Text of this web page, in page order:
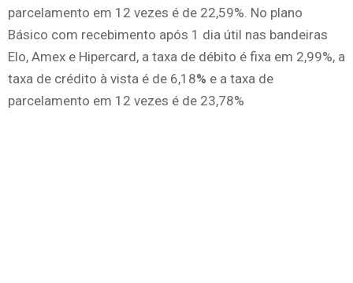
parcelamento em 12 vezes é de 22,59%. No plano
Básico com recebimento após 1 dia útil nas bandeiras
Elo, Amex e Hipercard, a taxa de débito é fixa em 2,99%, a
taxa de crédito à vista é de 6,18% e a taxa de
parcelamento em 12 vezes é de 23,78%